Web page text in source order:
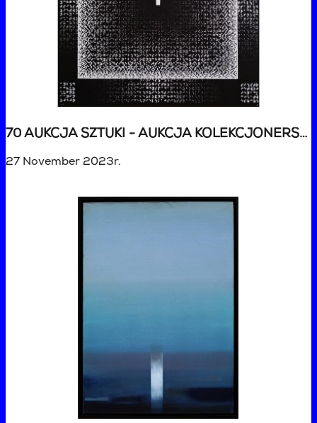
70 AUKCJA SZTUKI - AUKCJA KOLEKCJONERSKA
27 November 2023r.